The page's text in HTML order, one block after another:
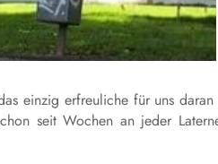
einzig erfreuliche für uns
seit Wochen an jeder